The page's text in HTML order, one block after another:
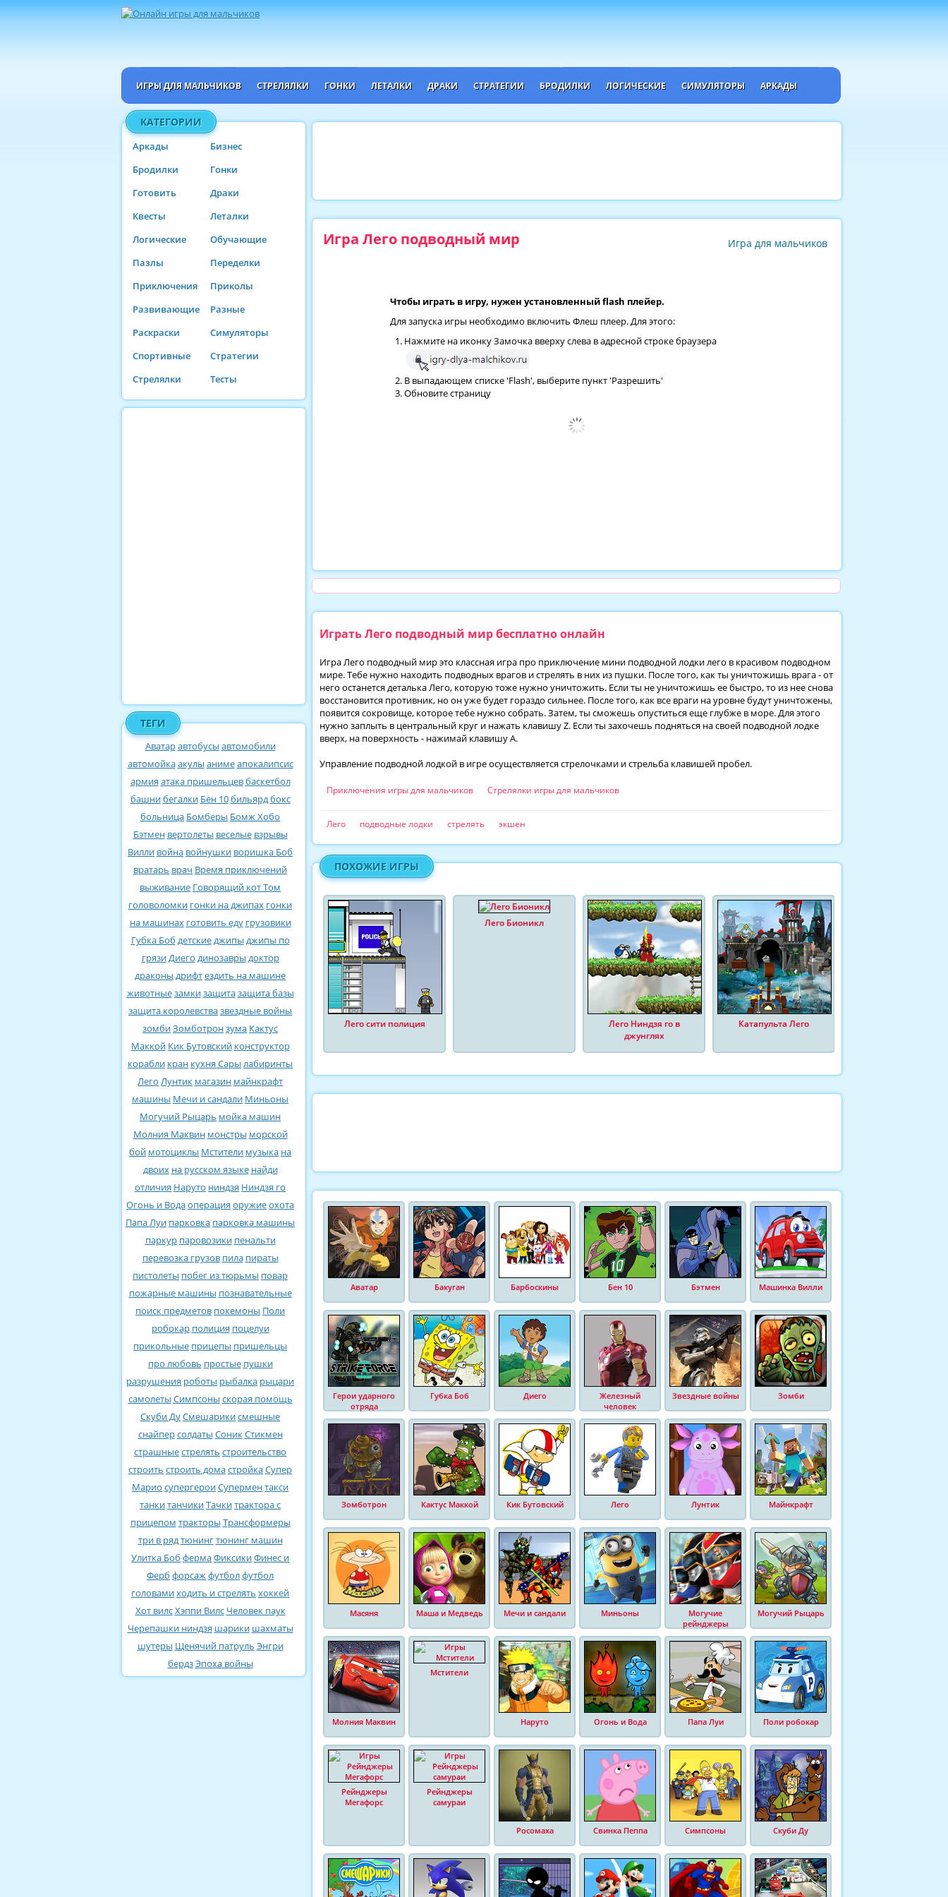
ИГРЫ ДЛЯ МАЛЬЧИКОВ СТРЕЛЯЛКИ ГОНКИ ЛЕТАЛКИ ДРАКИ СТРАТЕГИИ БРОДИЛКИ ЛОГИЧЕСКИЕ СИМУЛЯТОРЫ АРКАДЫ
КАТЕГОРИИ
Аркады
Бизнес
Бродилки
Гонки
Готовить
Драки
Квесты
Леталки
Логические
Обучающие
Пазлы
Переделки
Приключения
Приколы
Развивающие
Разные
Раскраски
Симуляторы
Спортивные
Стратегии
Стрелялки
Тесты
ТЕГИ
Аватаравтобусы автомобили
автомойкаакулы анимеапокалипсис
армия атака пришельцевбаскетбол
башнибегалки Бен 10бильярдбокс
больница Бомберы Бомж Хобо
Бэтмен вертолеты веселые взрывы
Вилли война войнушки воришка Боб
вратарь врач Время приключений
выживание Говорящий кот Том
головоломки гонки на джипах гонки
на машинах готовить еду грузовики
Губка Боб детскиеджипы джипы по
грязиДиего динозавры доктор
драконы дрифтездить на машине
животныезамкизащитазащита базы
защита королевствазвездные войны
зомбиЗомботронзума Кактус
Маккой Кик Бутовский конструктор
корабли кран кухня Сары лабиринты
Лего Лунтик магазин майнкрафт
машины Мечи и сандали Миньоны
Могучий Рыцарь мойка машин
Молния Маквин монстры морской
бой мотоциклы Мстители музыка на
двоих на русском языке найди
отличия Наруто ниндзя Ниндзя го
Огонь и Водаоперация оружиеохота
Папа Луи парковка парковка машины
паркур паровозики пенальти
перевозка грузов пила пираты
пистолеты побег из тюрьмы повар
пожарные машины познавательные
поиск предметов покемоны Поли
робокар полиция поцелуи
прикольные прицепы пришельцы
про любовь простые пушки
разрушения роботы рыбалка рыцари
самолеты Симпсоны скорая помощь
Скуби ДуСмешарикисмешные
снайперсолдаты СоникСтикмен
страшныестрелять строительство
строить строить домастройкаСупер
Марио супергероиСуперментакси
танкитанчикиТачкитрактора с
прицепом тракторы Трансформеры
три в рядтюнингтюнинг машин
Улитка Боб фермаФиксикиФинес и
Ферб форсажфутболфутбол
головамиходить и стрелять хоккей
Хот вилсХэппи Вилс Человек паук
Черепашки ниндзя шарики шахматы
шутеры Щенячий патруль Энгри
бердзЭпоха войны
Игра Лего подводный мир Игра для мальчиков
Чтобы играть в игру, нужен установленный flash плейер.
Для запуска игры необходимо включить Флеш плеер. Для этого:
Нажмите на иконку Замочка вверху слева в адресной строке браузера
В выпадающем списке 'Flash', выберите пункт 'Разрешить'
Обновите страницу
Играть Лего подводный мир бесплатно онлайн
Игра Лего подводный мир это классная игра про приключение мини подводной лодки лего в красивом подводном
мире. Тебе нужно находить подводных врагов и стрелять в них из пушки. После того, как ты уничтожишь врага - от
него останется деталька Лего, которую тоже нужно уничтожить. Если ты не уничтожишь ее быстро, то из нее снова
восстановится противник, но он уже будет гораздо сильнее. После того, как все враги на уровне будут уничтожены,
появится сокровище, которое тебе нужно собрать. Затем, ты сможешь опуститься еще глубже в море. Для этого
нужно заплыть в центральный круг и нажать клавишу Z. Если ты захочешь подняться на своей подводной лодке
вверх, на поверхность - нажимай клавишу A.
Управление подводной лодкой в игре осуществляется стрелочками и стрельба клавишей пробел.
Приключения игры для мальчиков Стрелялки игры для мальчиков
Лего подводные лодки стрелять экшен
ПОХОЖИЕ ИГРЫ
Лего сити полиция
Лего Бионикл
Лего Ниндзя го в
джунглях
Катапульта Лего
Аватар Бакуган Барбоскины Бен 10 Бэтмен Машинка Вилли
Герои ударного
отряда
Губка Боб Диего
Железный
человек
Звездные войны Зомби
Зомботрон Кактус Маккой Кик Бутовский Лего Лунтик Майнкрафт
Масяня Маша и Медведь Мечи и сандали Миньоны
Могучие
рейнджеры
Могучий Рыцарь
Молния Маквин
Мстители
Наруто Огонь и Вода Папа Луи Поли робокар
Рейнджеры
Мегафорс
Рейнджеры
самураи
Росомаха Свинка Пеппа Симпсоны Скуби Ду